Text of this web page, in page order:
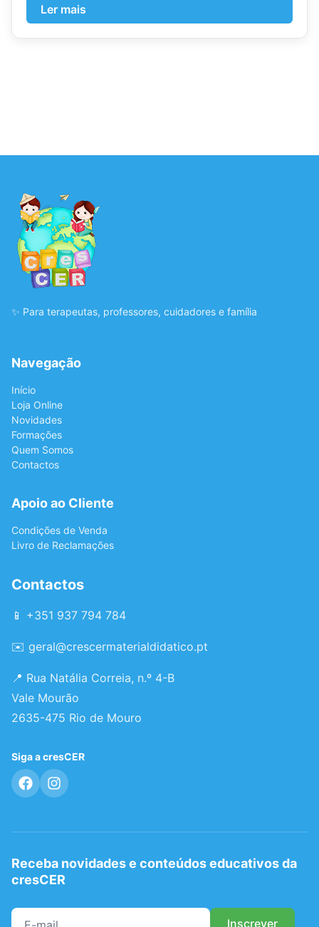
Ler mais
✨ Para terapeutas, professores, cuidadores e família
Navegação
Início
Loja Online
Novidades
Formações
Quem Somos
Contactos
Apoio ao Cliente
Condições de Venda
Livro de Reclamações
Contactos
📱 +351 937 794 784
✉️ geral@crescermaterialdidatico.pt
📍 Rua Natália Correia, n.º 4-B
Vale Mourão
2635-475 Rio de Mouro
Siga a cresCER
Receba novidades e conteúdos educativos da
cresCER